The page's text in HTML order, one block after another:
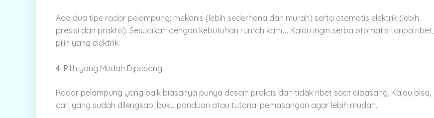
Ada dua tipe radar pelampung: mekanis (lebih sederhana dan murah) serta otomatis elektrik (lebih
presisi dan praktis). Sesuaikan dengan kebutuhan rumah kamu. Kalau ingin serba otomatis tanpa ribet,
pilih yang elektrik.
4. Pilih yang Mudah Dipasang
Radar pelampung yang baik biasanya punya desain praktis dan tidak ribet saat dipasang. Kalau bisa,
cari yang sudah dilengkapi buku panduan atau tutorial pemasangan agar lebih mudah.